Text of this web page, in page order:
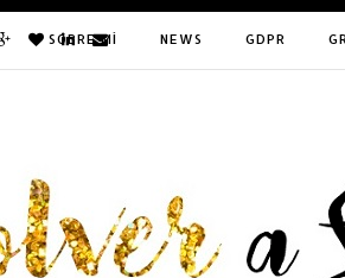
SOBRE MÍ NEWS GDPR